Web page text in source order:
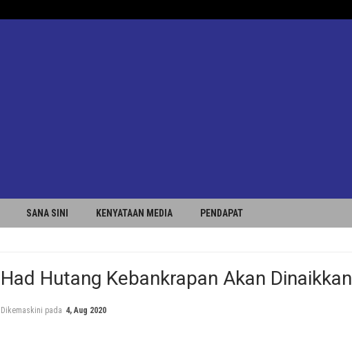
SANA SINI KENYATAAN MEDIA PENDAPAT
Had Hutang Kebankrapan Akan Dinaikkan
Dikemaskini pada 4, Aug 2020